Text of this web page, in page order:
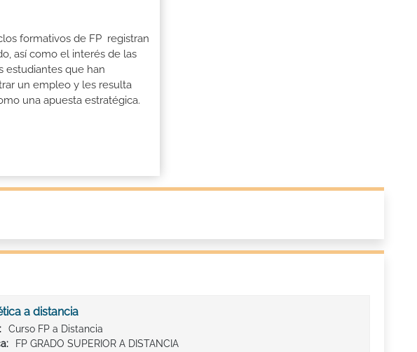
formativos de FP registran
así como el interés de las
estudiantes que han
un empleo y les resulta
una apuesta estratégica.
a distancia
Curso FP a Distancia
FP GRADO SUPERIOR A DISTANCIA